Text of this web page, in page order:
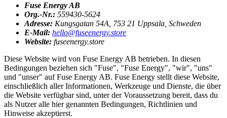
Fuse Energy AB
Org.-Nr.: 559430-5624
Adresse: Kungsgatan 54A, 753 21 Uppsala, Schweden
E-Mail: hello@fuseenergy.store
Website: fuseenergy.store
Diese Website wird von Fuse Energy AB betrieben. In diesen
Bedingungen beziehen sich "Fuse", "Fuse Energy", "wir", "uns"
und "unser" auf Fuse Energy AB. Fuse Energy stellt diese Website,
einschließlich aller Informationen, Werkzeuge und Dienste, die über
die Website verfügbar sind, unter der Voraussetzung bereit, dass du
als Nutzer alle hier genannten Bedingungen, Richtlinien und
Hinweise akzeptierst.